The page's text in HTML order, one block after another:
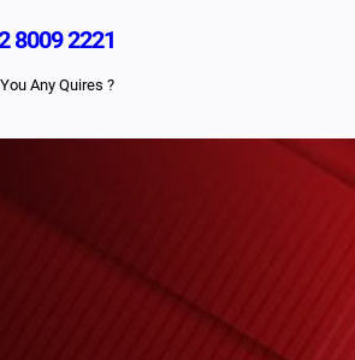
8009 2221
Any Quires ?